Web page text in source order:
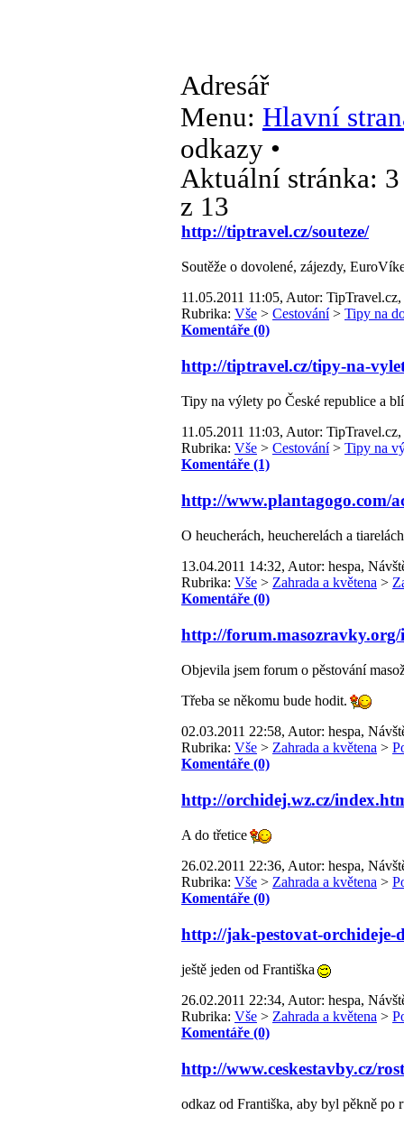
Adresář
Menu: Hlavní
odkazy •
Aktuální stránka: 3
z 13
http://tiptravel.cz/souteze/
Soutěže o dovolené, zájezdy,
11.05.2011 11:05, Autor:
Rubrika: Vše > Cestování> Tipy na
Komentáře (0)
http://tiptravel.cz/tipy-na-
Tipy na výlety po České republice a
11.05.2011 11:03, Autor:
Rubrika: Vše > Cestování> Tipy na
Komentáře (1)
http://www.plantagogo.com/
O heucherách, heucherelách a tiarelách
13.04.2011 14:32, Autor: hespa,
Rubrika: Vše > Zahrada a květena >
Komentáře (0)
http://
Objevila jsem forum o pěstování
Třeba se někomu bude hodit.
02.03.2011 22:58, Autor: hespa,
Rubrika: Vše > Zahrada a květena >
Komentáře (0)
http://orchidej.wz.cz/
A do třetice
26.02.2011 22:36, Autor: hespa,
Rubrika: Vše > Zahrada a květena >
Komentáře (0)
http://jak-pestovat-orchideje-
ještě jeden od Františka
26.02.2011 22:34, Autor: hespa,
Rubrika: Vše > Zahrada a květena >
Komentáře (0)
http://www.ceskestavby.cz/
odkaz od Františka, aby byl pěkně po